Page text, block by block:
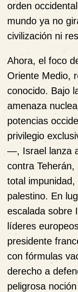
orden
mundo ya no
civilización ni
Ahora, el foco
Oriente Medio,
conocido. Bajo
amenaza
potencias
privilegio
—, Israel lanza
contra
total
palestino. En
escalada sobre
líderes
presidente
con fórmulas
derecho a
peligrosa